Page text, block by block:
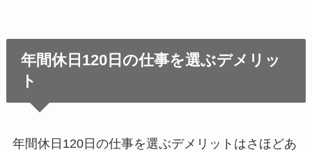
年間休日120日の仕事を選ぶデメリッ
ト
年間休日120日の仕事を選ぶデメリットはさほどあ